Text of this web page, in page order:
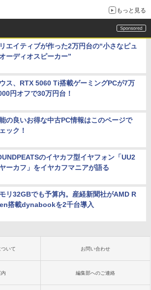
もっと見る
エイティブが作った2万円台の“小さなピュ
ーディオスピーカー”
ス、RTX 5060 Ti搭載ゲーミングPCが7万
円オフで30万円台！
の良いお得な中古PC情報はこのページで
ック！
のイヤカフ型イヤフォン「UU2
ーカフ」をイヤカフマニアが語る
リ32GBでも予算内。産経新聞社がAMD R
搭載dynabookを2千台導入
いて お問い合わせ
編集部へのご連絡